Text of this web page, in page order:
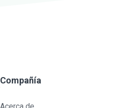
Compañía